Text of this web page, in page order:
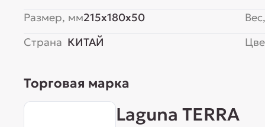
Размер, мм215x180x50
Страна КИТАЙ
Торговая марка
Laguna TERRA